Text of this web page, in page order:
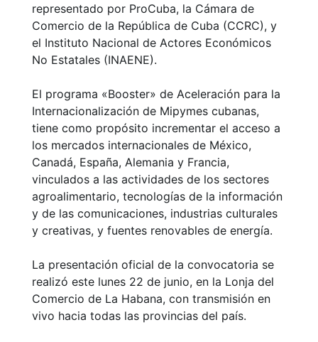
representado por ProCuba, la Cámara de
Comercio de la República de Cuba (CCRC), y
el Instituto Nacional de Actores Económicos
No Estatales (INAENE).
El programa «Booster» de Aceleración para la
Internacionalización de Mipymes cubanas,
tiene como propósito incrementar el acceso a
los mercados internacionales de México,
Canadá, España, Alemania y Francia,
vinculados a las actividades de los sectores
agroalimentario, tecnologías de la información
y de las comunicaciones, industrias culturales
y creativas, y fuentes renovables de energía.
La presentación oficial de la convocatoria se
realizó este lunes 22 de junio, en la Lonja del
Comercio de La Habana, con transmisión en
vivo hacia todas las provincias del país.